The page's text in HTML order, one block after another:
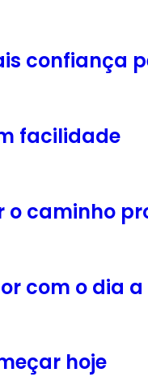
confiança
facilidade
o caminho
com o dia
hoje